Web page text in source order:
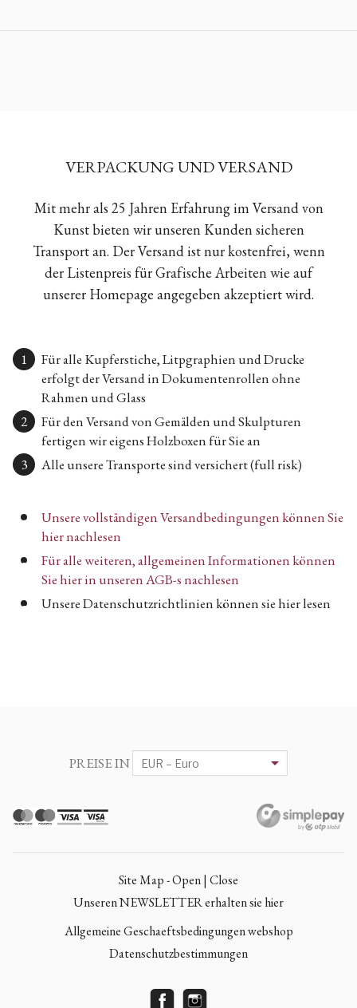
VERPACKUNG UND VERSAND
Mit mehr als 25 Jahren Erfahrung im Versand von
Kunst bieten wir unseren Kunden sicheren
Transport an. Der Versand ist nur kostenfrei, wenn
der Listenpreis für Grafische Arbeiten wie auf
unserer Homepage angegeben akzeptiert wird.
Für alle Kupferstiche, Litpgraphien und Drucke
erfolgt der Versand in Dokumentenrollen ohne
Rahmen und Glass
Für den Versand von Gemälden und Skulpturen
fertigen wir eigens Holzboxen für Sie an
Alle unsere Transporte sind versichert (full risk)
Unsere vollständigen Versandbedingungen können Sie
hier nachlesen
Für alle weiteren, allgemeinen Informationen können
Sie hier in unseren AGB-s nachlesen
Unsere Datenschutzrichtlinien können sie hier lesen
PREISE IN
Site Map - Open | Close
Unseren NEWSLETTER erhalten sie hier
Allgemeine Geschaeftsbedingungen webshop
Datenschutzbestimmungen